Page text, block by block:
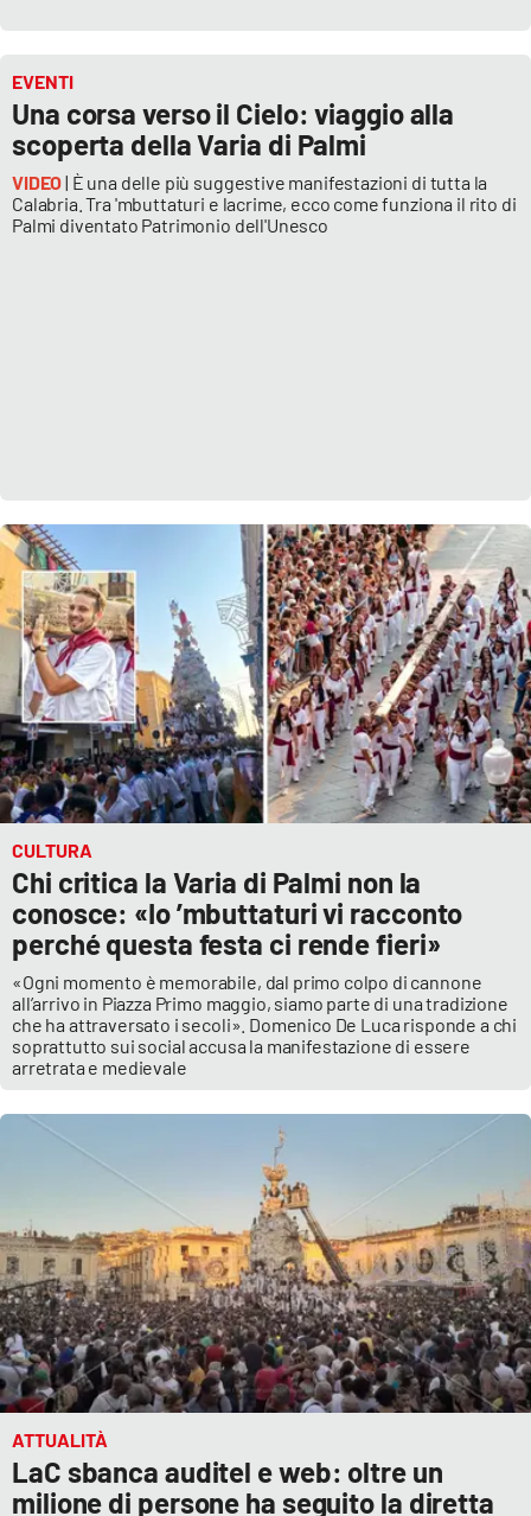
EVENTI
Una corsa verso il Cielo: viaggio alla
scoperta della Varia di Palmi
VIDEO| È una delle più suggestive manifestazioni di tutta la
Calabria. Tra 'mbuttaturi e lacrime, ecco come funziona il rito di
Palmi diventato Patrimonio dell'Unesco
CULTURA
Chi critica la Varia di Palmi non la
conosce: «Io ’mbuttaturi vi racconto
perché questa festa ci rende fieri»
«Ogni momento è memorabile, dal primo colpo di cannone
all’arrivo in Piazza Primo maggio, siamo parte di una tradizione
che ha attraversato i secoli». Domenico De Luca risponde a chi
soprattutto sui social accusa la manifestazione di essere
arretrata e medievale
ATTUALITÀ
LaC sbanca auditel e web: oltre un
milione di persone ha seguito la diretta